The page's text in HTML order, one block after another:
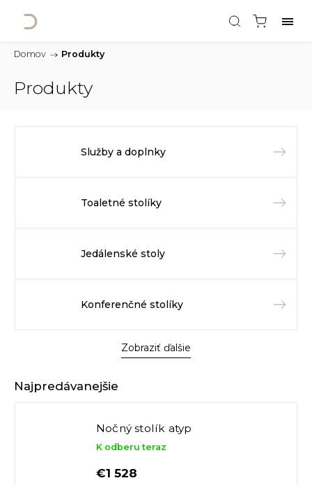
Domov / Produkty
Produkty
Služby a doplnky
Toaletné stolíky
Jedálenské stoly
Konferenčné stolíky
Zobraziť ďalšie
Najpredávanejšie
Nočný stolík atyp
K odberu teraz
€1 528